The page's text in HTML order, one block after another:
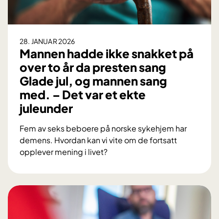
e
n
s
i
e
l
l
h
e
28. JANUAR 2026
Mannen hadde ikke snakket på
over to år da presten sang
Glade jul, og mannen sang
med. – Det var et ekte
juleunder
Fem av seks beboere på norske sykehjem har
demens. Hvordan kan vi vite om de fortsatt
opplever mening i livet?
a
n